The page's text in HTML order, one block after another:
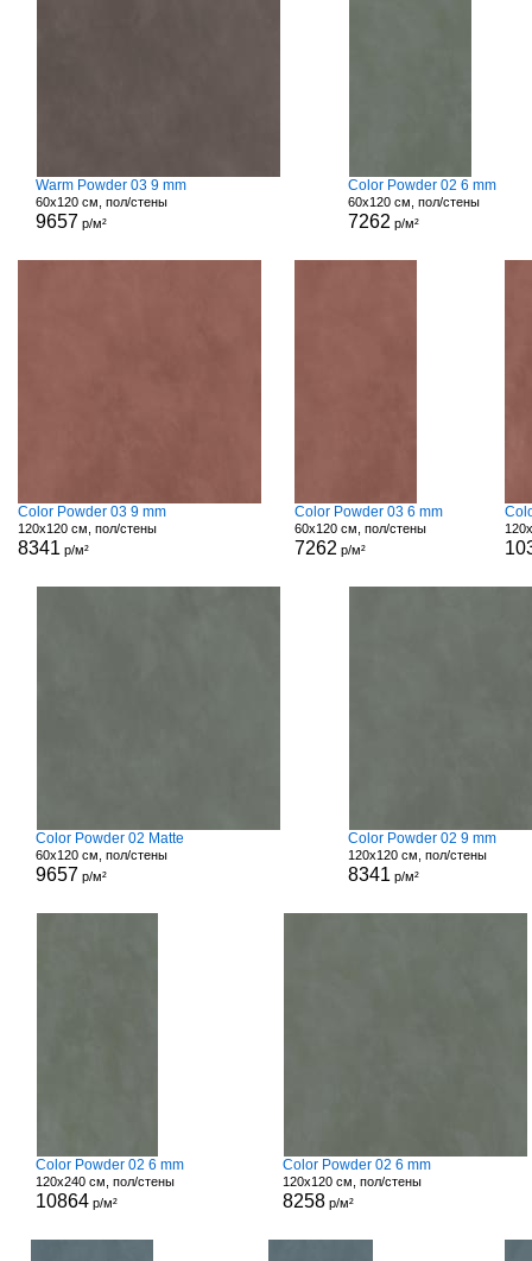
Warm Powder 03 9 mm
60x120 см, пол/стены
9657 р/м²
Color Powder 02 6 mm
60x120 см, пол/стены
7262 р/м²
Color Powder 03 9 mm
120x120 см, пол/стены
8341 р/м²
Color Powder 03 6 mm
60x120 см, пол/стены
7262 р/м²
Color Powder 02 Matte
60x120 см, пол/стены
9657 р/м²
Color Powder 02 9 mm
120x120 см, пол/стены
8341 р/м²
Color Powder 02 6 mm
120x240 см, пол/стены
10864 р/м²
Color Powder 02 6 mm
120x120 см, пол/стены
8258 р/м²